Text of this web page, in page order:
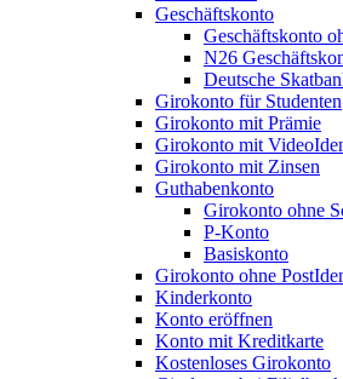
Geschäftskonto
Geschäftskonto
N26
Deutsche
Girokonto für Studenten
Girokonto mit Prämie
Girokonto mit
Girokonto mit Zinsen
Guthabenkonto
Girokonto ohne
P-Konto
Basiskonto
Girokonto ohne
Kinderkonto
Konto eröffnen
Konto mit Kreditkarte
Kostenloses Girokonto